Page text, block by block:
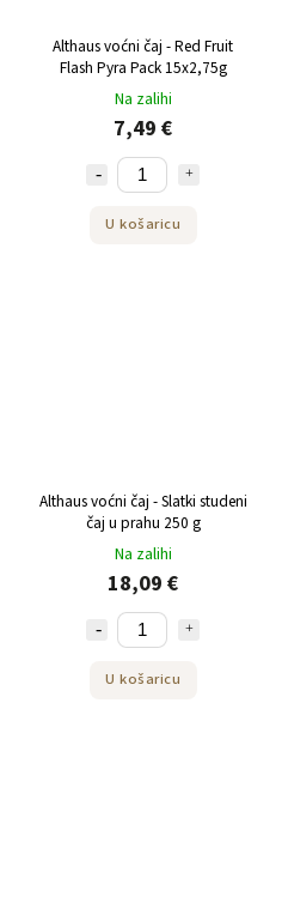
Althaus voćni čaj - Red Fruit
Flash Pyra Pack 15x2,75g
Na zalihi
7,49 €
U košaricu
Althaus voćni čaj - Slatki studeni
čaj u prahu 250 g
Na zalihi
18,09 €
U košaricu